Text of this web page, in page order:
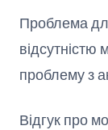
Проблема
проблему з
Відгук про